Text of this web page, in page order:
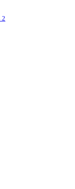
2